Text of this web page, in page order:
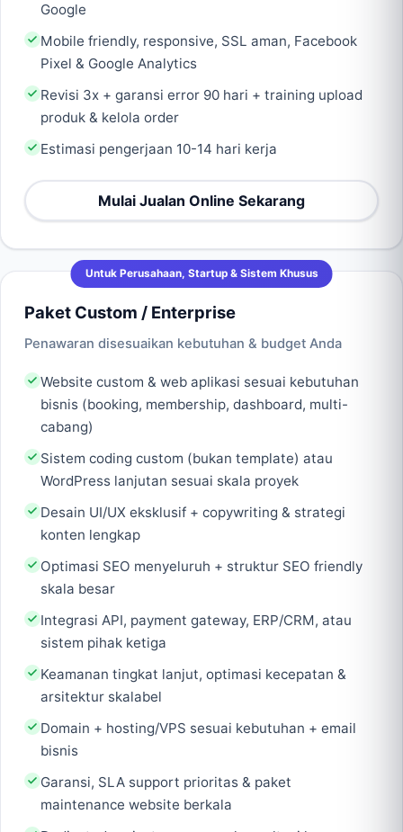
Google
Mobile friendly, responsive, SSL aman, Facebook
Pixel & Google Analytics
Revisi 3x + garansi error 90 hari + training upload
produk & kelola order
Estimasi pengerjaan 10-14 hari kerja
Mulai Jualan Online Sekarang
Untuk Perusahaan, Startup & Sistem Khusus
Paket Custom / Enterprise
Penawaran disesuaikan kebutuhan & budget Anda
Website custom & web aplikasi sesuai kebutuhan
bisnis (booking, membership, dashboard, multi-
cabang)
Sistem coding custom (bukan template) atau
WordPress lanjutan sesuai skala proyek
Desain UI/UX eksklusif + copywriting & strategi
konten lengkap
Optimasi SEO menyeluruh + struktur SEO friendly
skala besar
Integrasi API, payment gateway, ERP/CRM, atau
sistem pihak ketiga
Keamanan tingkat lanjut, optimasi kecepatan &
arsitektur skalabel
Domain + hosting/VPS sesuai kebutuhan + email
bisnis
Garansi, SLA support prioritas & paket
maintenance website berkala